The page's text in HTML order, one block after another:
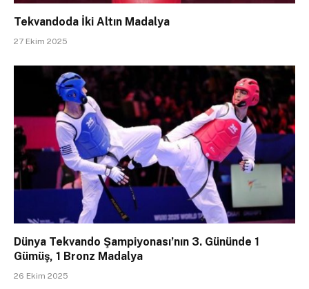
Tekvandoda İki Altın Madalya
27 Ekim 2025
Dünya Tekvando Şampiyonası’nın 3. Gününde 1
Gümüş, 1 Bronz Madalya
26 Ekim 2025